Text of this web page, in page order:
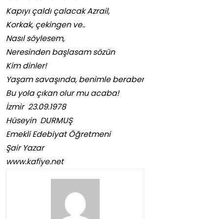
Kapıyı çaldı çalacak Azrail,
Korkak, çekingen ve..
Nasıl söylesem,
Neresinden başlasam sözün
Kim dinler!
Yaşam savaşında, benimle beraber
Bu yola çıkan olur mu acaba!
İzmir 23.09.1978
Hüseyin DURMUŞ
Emekli Edebiyat Öğretmeni
Şair Yazar
www.kafiye.net